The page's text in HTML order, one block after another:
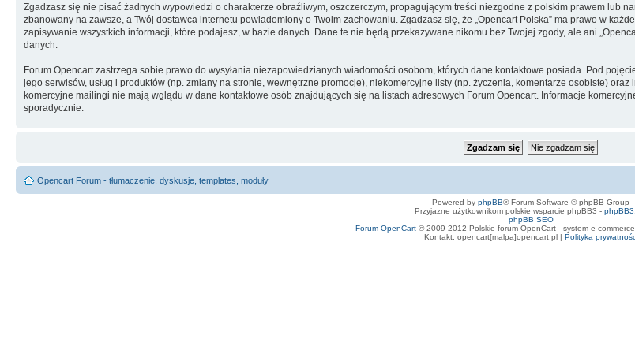
Zgadzasz się nie pisać żadnych wypowiedzi o charakterze obraźliwym, oszczerczym, propagującym treści niezgodne z polskim prawem lub
zbanowany na zawsze, a Twój dostawca internetu powiadomiony o Twoim zachowaniu. Zgadzasz się, że „Opencart Polska” ma prawo w
zapisywanie wszystkich informacji, które podajesz, w bazie danych. Dane te nie będą przekazywane nikomu bez Twojej zgody, ale ani
danych.
Forum Opencart zastrzega sobie prawo do wysyłania niezapowiedzianych wiadomości osobom, których dane kontaktowe posiada. Pod
jego serwisów, usług i produktów (np. zmiany na stronie, wewnętrzne promocje), niekomercyjne listy (np. życzenia, komentarze osobiste)
komercyjne mailingi nie mają wglądu w dane kontaktowe osób znajdujących się na listach adresowych Forum Opencart. Informacje
sporadycznie.
Opencart Forum - tłumaczenie, dyskusje, templates, moduły
Powered by phpBB® Forum Software © phpBB Group
Przyjazne użytkownikom polskie wsparcie phpBB3 -
phpBB SEO
Forum OpenCart© 2009-2012 Polskie forum OpenCart - system e-
Kontakt: opencart[malpa]opencart.pl | Polityka